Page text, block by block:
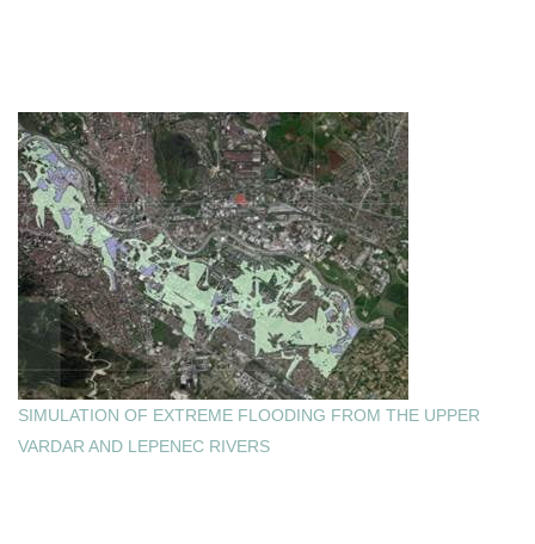
SIMULATION OF EXTREME FLOODING FROM THE UPPER
VARDAR AND LEPENEC RIVERS